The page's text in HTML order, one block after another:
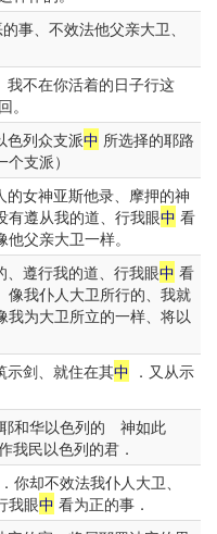
事、不效法他父亲大卫、
我不在你活着的日子行这
。
色列众支派中 所选择的耶路
支派）
女神亚斯他录、摩押的神
有遵从我的道、行我眼中 看
父亲大卫一样。
遵行我的道、行我眼中 看
像我仆人大卫所行的、我就
我为大卫所立的一样、将以
示剑、就住在其中 ．又从示
和华以色列的 神如此
我民以色列的君．
你却不效法我仆人大卫、
我眼中 看为正的事．